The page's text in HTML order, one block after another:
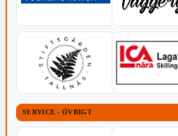
SERVICE - ÖVRIGT